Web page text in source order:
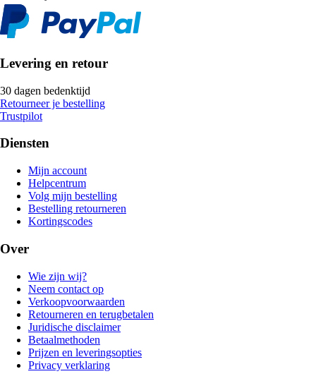
Levering en retour
30 dagen bedenktijd
Retourneer je bestelling
Trustpilot
Diensten
Mijn account
Helpcentrum
Volg mijn bestelling
Bestelling retourneren
Kortingscodes
Over
Wie zijn wij?
Neem contact op
Verkoopvoorwaarden
Retourneren en terugbetalen
Juridische disclaimer
Betaalmethoden
Prijzen en leveringsopties
Privacy verklaring